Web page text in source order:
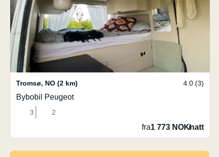
Tromsø, NO (2 km) 4.0 (3)
Bybobil Peugeot
3 2
fra1 773 NOK/natt